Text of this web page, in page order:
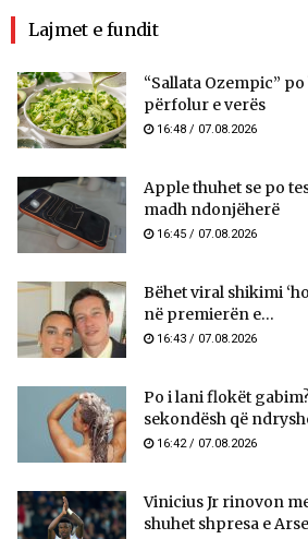
Lajmet e fundit
“Sallata Ozempic”
përfolur e verës
16:48 / 07.08.2026
Apple thuhet se po
madh ndonjëherë
16:45 / 07.08.2026
Bëhet viral shikimi
në premierën e...
16:43 / 07.08.2026
Po i lani flokët
sekondësh që
16:42 / 07.08.2026
Vinicius Jr rinovon
shuhet shpresa e